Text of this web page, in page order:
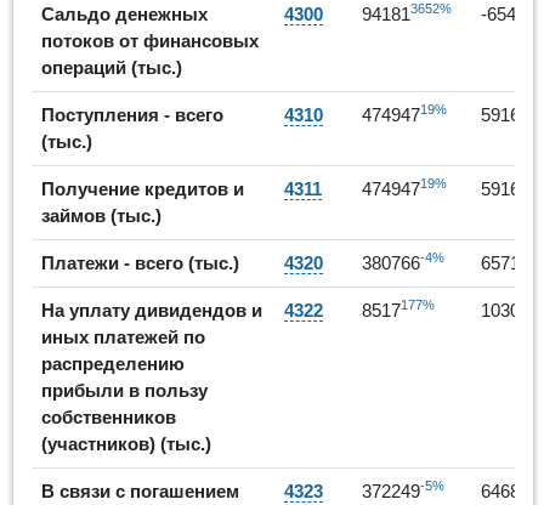
Сальдо денежных
потоков от финансовых
операций (тыс.)
4300 941813652% -65462
Поступления - всего
(тыс.)
4310 47494719% 591648
Получение кредитов и
займов (тыс.)
4311 47494719% 591648
Платежи - всего (тыс.) 4320 380766-4% 657110
На уплату дивидендов и
иных платежей по
распределению
прибыли в пользу
собственников
(участников) (тыс.)
4322 8517177% 10307
В связи с погашением
4323 372249-5% 646803